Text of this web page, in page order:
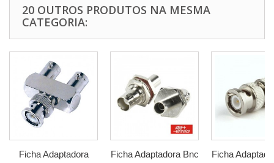
20 OUTROS PRODUTOS NA MESMA
CATEGORIA:
Ficha Adaptadora
Ficha Adaptadora Bnc
Ficha